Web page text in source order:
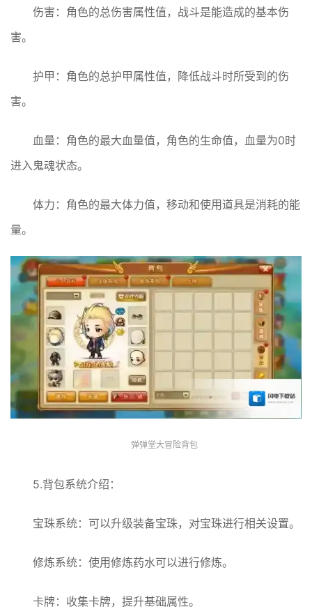
伤害：角色的总伤害属性值，战斗是能造成的基本伤
害。
护甲：角色的总护甲属性值，降低战斗时所受到的伤
害。
血量：角色的最大血量值，角色的生命值，血量为0时
进入鬼魂状态。
体力：角色的最大体力值，移动和使用道具是消耗的能
量。
弹弹堂大冒险背包
5.背包系统介绍：
宝珠系统：可以升级装备宝珠，对宝珠进行相关设置。
修炼系统：使用修炼药水可以进行修炼。
卡牌：收集卡牌，提升基础属性。